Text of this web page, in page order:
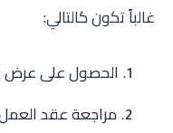
غالباً تكون كالتالي:
الحصول على عرض
مراجعة عقد العمل